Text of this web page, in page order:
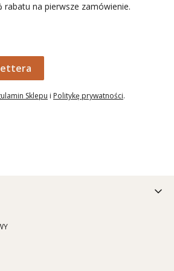
rabatu na pierwsze zamówienie.
Sklepu i Politykę prywatności.